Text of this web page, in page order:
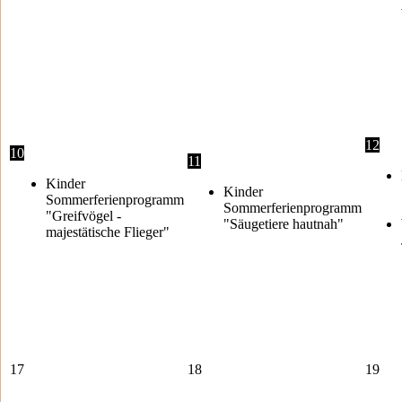
10
Kinder
Sommerferienprogramm
"Greifvögel -
majestätische Flieger"
11
Kinder
Sommerferienprogramm
"Säugetiere hautnah"
12
17 18 19